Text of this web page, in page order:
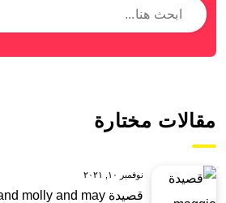
مقالات مختارة
نوفمبر ١٠, ٢٠٢١
قصيدة maggie and milly and molly and may